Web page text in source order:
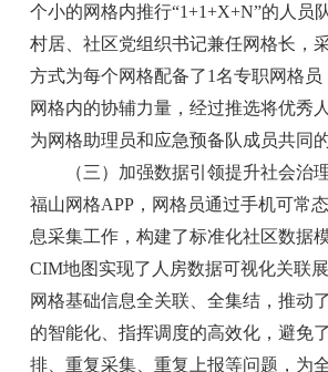
个小的网格内推行“1+1+X+N”的人员
村居、社区党组织书记兼任网格长，
方式为每个网格配备了1名专职网格
网格内的协辅力量，经过推选将优秀
为网格助理员和应急预备队成员共同
（三）加强数据引领提升社会治
福山网格APP，网格员通过手机可常
息采集工作，构建了标准化社区数据
CIM地图实现了人房数据可视化关联
网格基础信息全关联、全集结，推动
的智能化、指挥调度的高效化，避免
排、重复采集、重复上报等问题，为